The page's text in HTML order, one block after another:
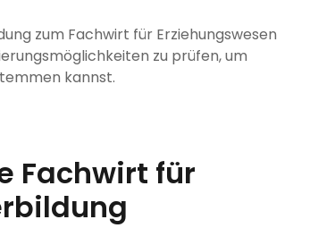
zum Fachwirt für Erziehungswesen
zu prüfen, um
kannst.
Fachwirt für